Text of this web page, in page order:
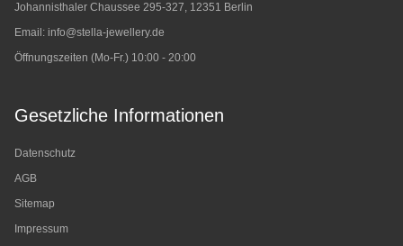
Johannisthaler Chaussee 295-327, 12351 Berlin
Email: info@stella-jewellery.de
Öffnungszeiten (Mo-Fr.) 10:00 - 20:00
Gesetzliche Informationen
Datenschutz
AGB
Sitemap
Impressum